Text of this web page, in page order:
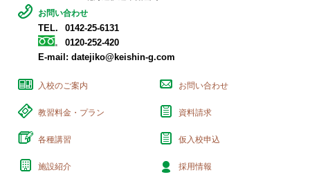
お問い合わせ
TEL.
0142-25-6131
0120-252-420
E-mail: datejiko@keishin-g.com
入校のご案内
教習料金・プラン
各種講習
施設紹介
お問い合わせ
資料請求
仮入校申込
採用情報